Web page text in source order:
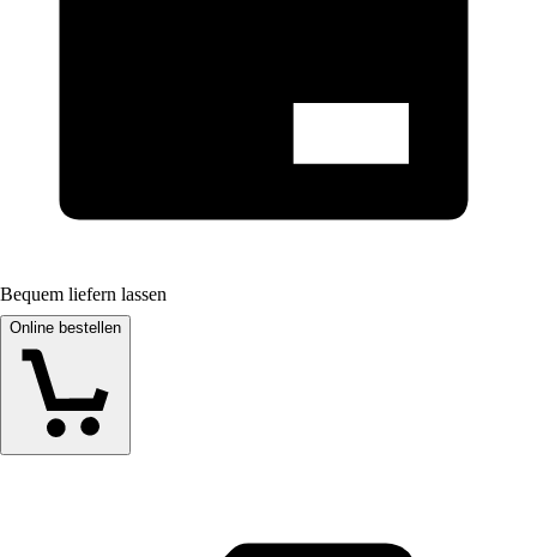
Bequem liefern lassen
Online bestellen